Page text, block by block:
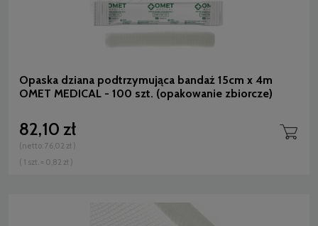
Opaska dziana podtrzymująca bandaż 15cm x 4m
OMET MEDICAL - 100 szt. (opakowanie zbiorcze)
82,10 zł
(netto:76,02 zł )
( 1 szt. = 0,82 zł )